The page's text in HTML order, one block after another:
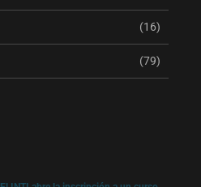
(16)
(79)